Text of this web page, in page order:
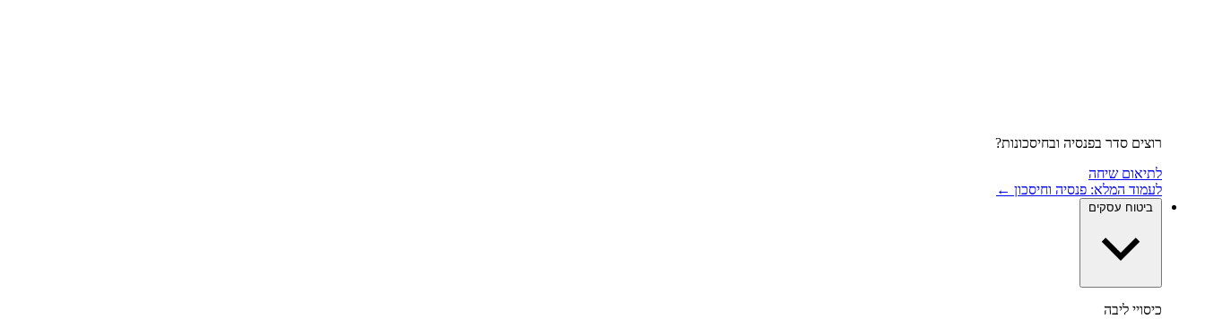
רוצים סדר בפנסיה ובחיסכונות?
לתיאום שיחה
לעמוד המלא: פנסיה וחיסכון ←
ביטוח עסקים
כיסויי ליבה